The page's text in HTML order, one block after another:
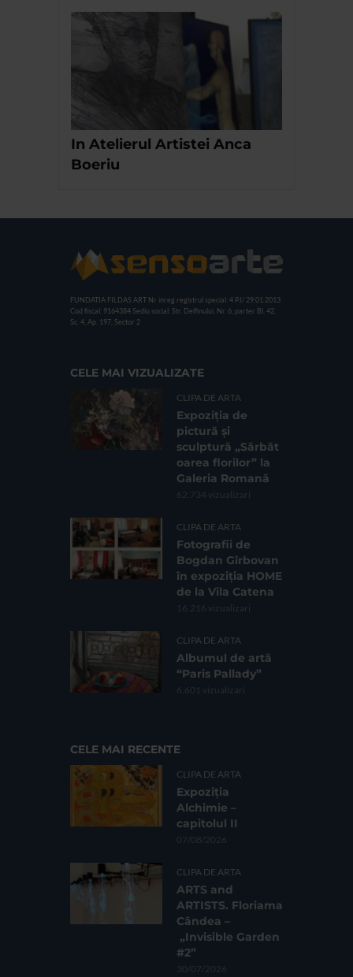
In Atelierul Artistei Anca
Boeriu
FUNDATIA FILDAS ART Nr inreg registrul special: 4 PJ/ 29.01.2013
Cod fiscal: 9164384 Sediu social: Str. Delfinului, Nr. 6, parter Bl. 42,
Sc. 4, Ap. 197, Sector 2
CELE MAI VIZUALIZATE
CLIPA DE ARTA
Expoziția de
pictură și
sculptură „Sărbăt
oarea florilor” la
Galeria Romană
62.734 vizualizari
CLIPA DE ARTA
Fotografii de
Bogdan Gîrbovan
în expoziția HOME
de la Vila Catena
16.216 vizualizari
CLIPA DE ARTA
Albumul de artă
“Paris Pallady”
6.601 vizualizari
CELE MAI RECENTE
CLIPA DE ARTA
Expoziția
Alchimie –
capitolul II
07/08/2026
CLIPA DE ARTA
ARTS and
ARTISTS. Floriama
Cândea –
„Invisible Garden
#2”
30/07/2026